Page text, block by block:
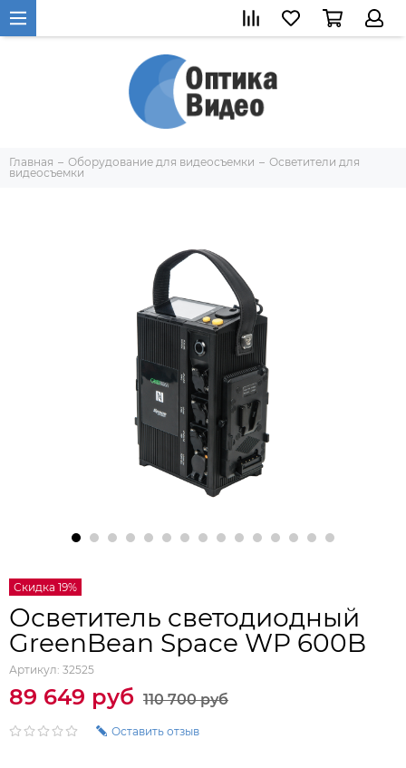
Главная Оборудование для видеосъемки
Осветители для
видеосъемки
Скидка 19%
Осветитель cветодиодный
GreenBean Space WP 600B
Артикул: 32525
89 649 руб 110 700 руб
Оставить отзыв